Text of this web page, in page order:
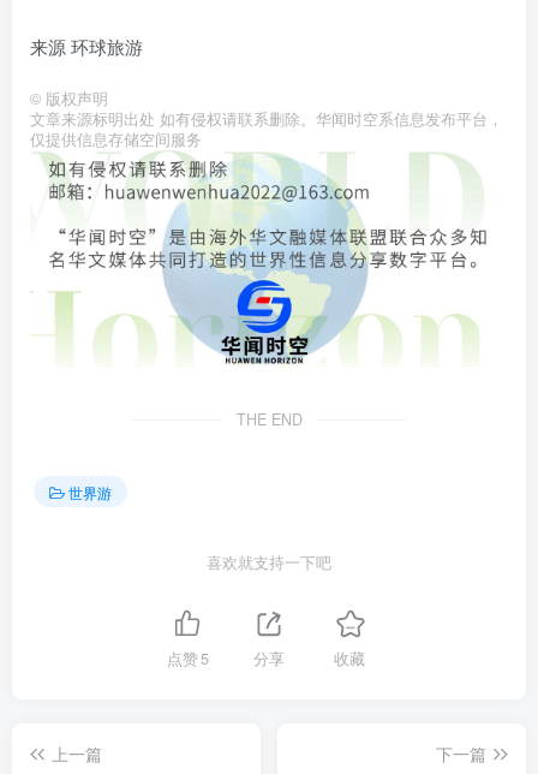
来源 环球旅游
© 版权声明
文章来源标明出处 如有侵权请联系删除。华闻时空系信息发布平台，
仅提供信息存储空间服务
THE END
世界游
喜欢就支持一下吧
点赞5 分享 收藏
上一篇
下一篇